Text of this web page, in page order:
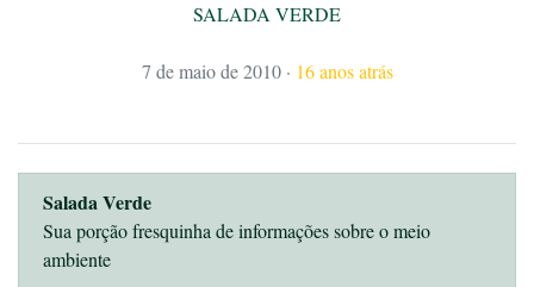
SALADA VERDE
7 de maio de 2010 · 16 anos atrás
Salada Verde
Sua porção fresquinha de informações sobre o meio
ambiente